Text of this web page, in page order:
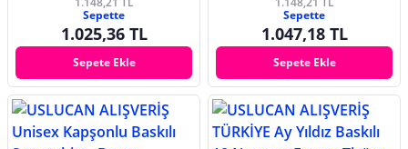
Sepette
1.025,36 TL
Sepete Ekle
Sepette
1.047,18 TL
Sepete Ekle